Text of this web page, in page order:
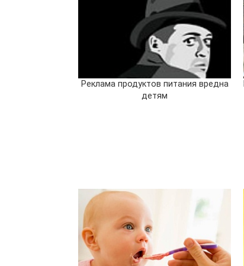
Реклама продуктов питания вредна
детям